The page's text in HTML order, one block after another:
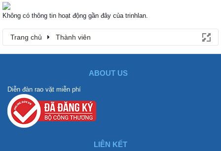
Không có thông tin hoạt động gần đây của trinhlan.
Trang chủ Thành viên
ABOUT US
Diễn đàn rao vặt miễn phí
LIÊN KẾT